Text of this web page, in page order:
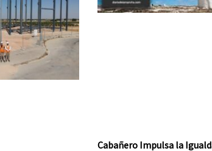
Cabañero Impulsa la